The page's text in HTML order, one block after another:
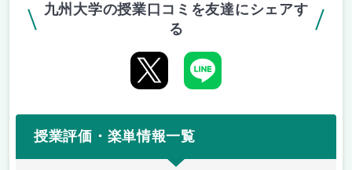
九州大学の授業口コミを友達にシェアす
る
授業評価・楽単情報一覧